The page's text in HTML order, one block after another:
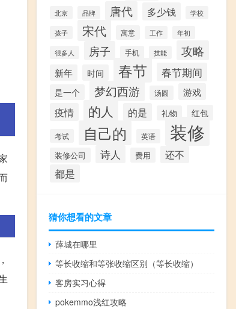
北京 品牌 唐代 多少钱 学校
孩子 宋代 寓意 工作 年初
很多人 房子 手机 技能 攻略
新年 时间 春节 春节期间
是一个 梦幻西游 汤圆 游戏
疫情 的人 的是 礼物 红包
考试 自己的 英语 装修
装修公司 诗人 费用 还不
都是
猜你想看的文章
薛城在哪里
等长收缩和等张收缩区别（等长收缩）
客房实习心得
pokemmo浅红攻略